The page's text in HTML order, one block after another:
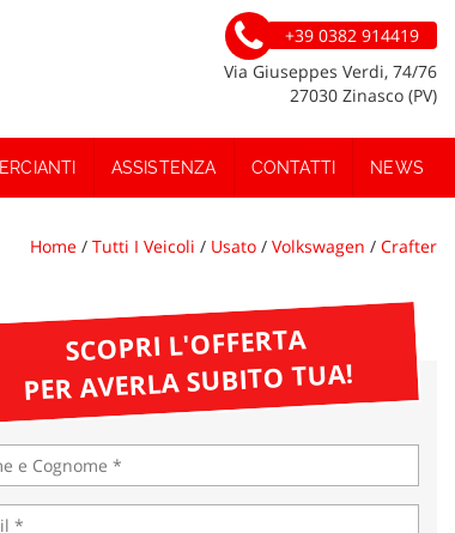
+39 0382 914419
Via Giuseppes Verdi, 74/76
27030 Zinasco (PV)
ASSISTENZA CONTATTI NEWS
Home / Tutti I Veicoli / Usato / Volkswagen / Crafter
SCOPRI L'OFFERTA
PER AVERLA SUBITO TUA!